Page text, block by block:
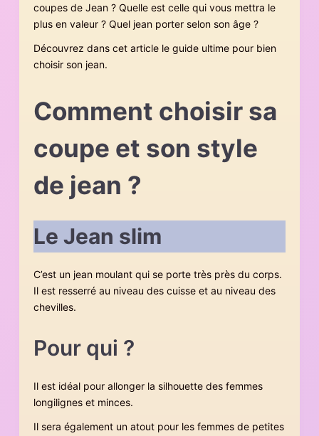
coupes de Jean ? Quelle est celle qui vous mettra le
plus en valeur ? Quel jean porter selon son âge ?
Découvrez dans cet article le guide ultime pour bien
choisir son jean.
Comment choisir sa
coupe et son style
de jean ?
Le Jean slim
C’est un jean moulant qui se porte très près du corps.
Il est resserré au niveau des cuisse et au niveau des
chevilles.
Pour qui ?
Il est idéal pour allonger la silhouette des femmes
longilignes et minces.
Il sera également un atout pour les femmes de petites